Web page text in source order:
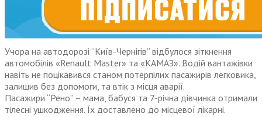
Учора на автодорозі “Київ-Чернігів” відбулося зіткнення
автомобілів «Renault Master» та «КАМАЗ». Водій вантажівки
навіть не поцікавився станом потерпілих пасажирів легковика,
залишив без допомоги, та втік з місця аварії.
Пасажири “Рено” – мама, бабуся та 7-річна дівчинка отримали
тілесні ушкодження. Їх доставлено до місцевої лікарні.